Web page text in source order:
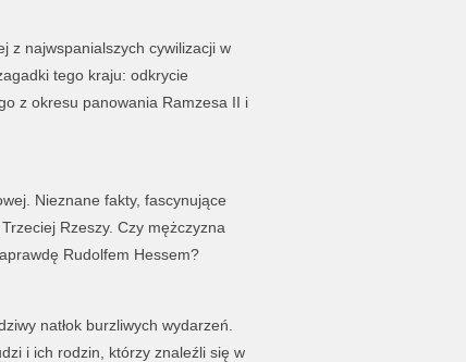
z najwspanialszych cywilizacji w
tego kraju: odkrycie
z okresu panowania Ramzesa II i
Nieznane fakty, fascynujące
Rzeszy. Czy mężczyzna
Rudolfem Hessem?
natłok burzliwych wydarzeń.
i ich rodzin, którzy znaleźli się w